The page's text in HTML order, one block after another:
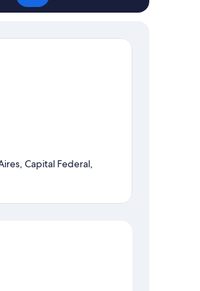
Capital Federal,